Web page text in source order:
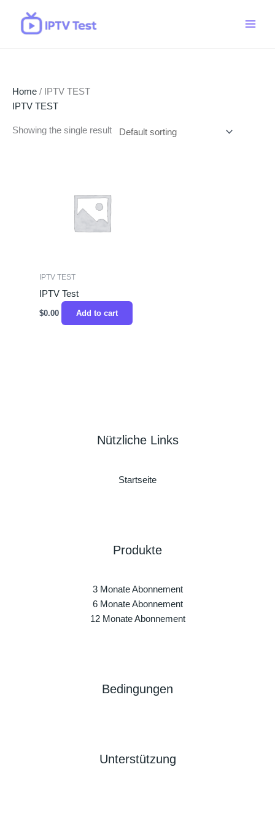
content
Home / IPTV TEST
IPTV TEST
Showing the single result
IPTV TEST
IPTV Test
$0.00 Add to cart
Nützliche Links
Startseite
Produkte
3 Monate Abonnement
6 Monate Abonnement
12 Monate Abonnement
Bedingungen
Unterstützung